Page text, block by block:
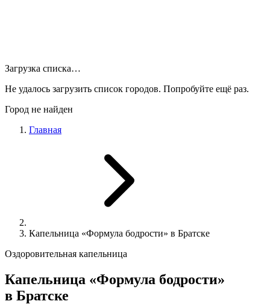
Загрузка списка…
Не удалось загрузить список городов. Попробуйте ещё раз.
Город не найден
Главная
Капельница «Формула бодрости» в Братске
Оздоровительная капельница
Капельница «Формула бодрости»
в Братске